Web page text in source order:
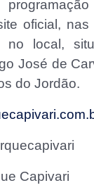
oficial, nas
no local,
José de
do Jordão.
Capivari